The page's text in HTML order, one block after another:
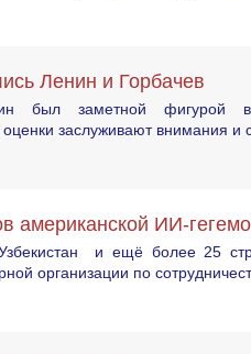
Ленин и Горбачев
был заметной фигурой в
заслуживают внимания и
американской ИИ-
и ещё более 25
организации по